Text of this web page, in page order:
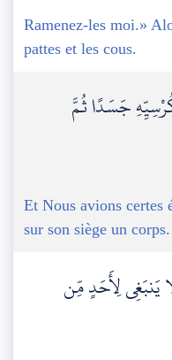
Ramenez-les moi.»
pattes et les cous.
جَسَدًا ثُمَّ
Et Nous avions certes
sur son siège un
يَنبَغِي لِأَحَدٍ مِّن